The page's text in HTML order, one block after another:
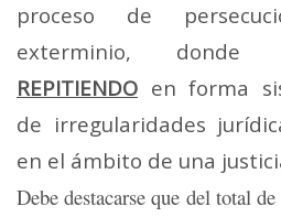
proceso de
exterminio, donde
REPITIENDO en forma
de irregularidades
en el ámbito de una
Debe destacarse que del total